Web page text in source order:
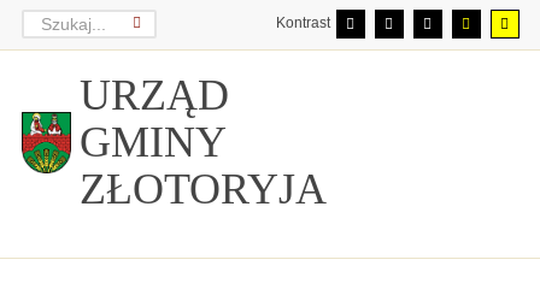
Kontrast
URZĄD
GMINY
ZŁOTORYJA